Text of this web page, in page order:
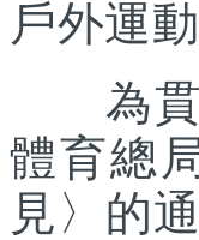
戶外運
為貫
體育總
見〉的